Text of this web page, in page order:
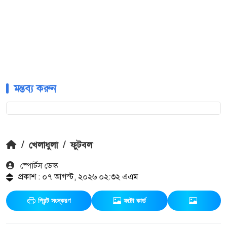
মন্তব্য করুন
/ খেলাধুলা / ফুটবল
স্পোর্টস ডেস্ক
প্রকাশ : ০৭ আগস্ট, ২০২৬ ০২:৩২ এএম
প্রিন্ট সংস্করণ ফটো কার্ড